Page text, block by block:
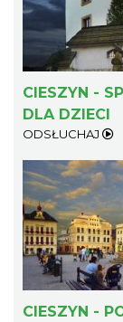
CIESZYN -
DLA DZIECI
ODSŁUCHAJ
CIESZYN -